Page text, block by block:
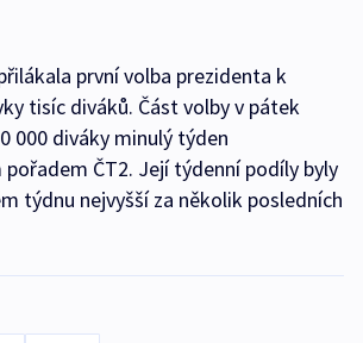
první volba prezidenta k
tisíc diváků. Část volby v pátek
000 diváky minulý týden
ČT2. Její týdenní podíly byly
týdnu nejvyšší za několik posledních